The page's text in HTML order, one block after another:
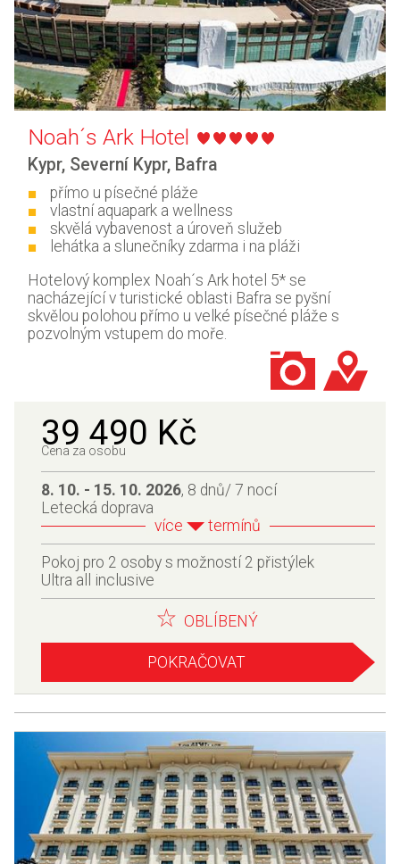
Noah´s Ark Hotel
Kypr, Severní Kypr, Bafra
přímo u písečné pláže
vlastní aquapark a wellness
skvělá vybavenost a úroveň služeb
lehátka a slunečníky zdarma i na pláži
Hotelový komplex Noah´s Ark hotel 5* se
nacházející v turistické oblasti Bafra se pyšní
skvělou polohou přímo u velké písečné pláže s
pozvolným vstupem do moře.
39 490 Kč
Cena za osobu
8. 10. - 15. 10. 2026, 8 dnů/ 7 nocí
Letecká doprava
více
termínů
Pokoj pro 2 osoby s možností 2 přistýlek
Ultra all inclusive
OBLÍBENÝ
POKRAČOVAT